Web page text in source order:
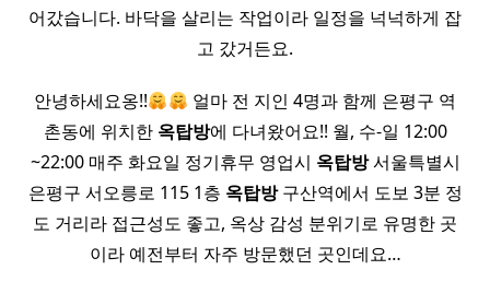
어갔습니다. 바닥을 살리는 작업이라 일정을 넉넉하게 잡
고 갔거든요.
안녕하세요옹!!
얼마 전 지인 4명과 함께 은평구 역
촌동에 위치한 옥탑방에 다녀왔어요!! 월, 수-일 12:00
~22:00 매주 화요일 정기휴무 영업시 옥탑방서울특별시
은평구 서오릉로 115 1층 옥탑방구산역에서 도보 3분 정
도 거리라 접근성도 좋고, 옥상 감성 분위기로 유명한 곳
이라 예전부터 자주 방문했던 곳인데요…